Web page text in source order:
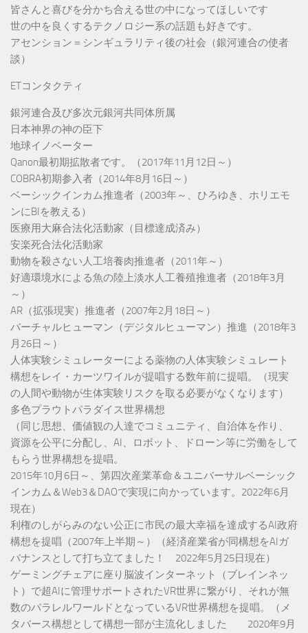
皆さんと喜びを分かち合える世の中になってほしいです
世の中を良くするテクノロジー系の話題も好きです。
アセンション＝シンギュラリティ後の社会（銀河連合の使者
談）
ETコンタクティ
銀河連合及び多次元銀河共同体所属
日本神界の神の臣下
地球イノベーター
Qanon最初期拡散者です。（2017年11月12日～）
COBRA初期参入者（2014年8月16日～）
ベーシックインカム推進者（2003年～、ひろゆき、ホリエモ
ンにBIを教える）
医療用大麻合法化活動家（目標達成済み）
安楽死合法化活動家
動物を殺さない人工培養肉推進者（2011年～）
好適環境水による魚の陸上淡水人工養殖推進者（2018年3月
～）
AR（拡張現実）推進者（2007年2月18日～）
バーチャルヒューマン（デジタルヒューマン）推進（2018年3
月26日～）
人体実験シミュレーターによる薬物の人体実験シミュレート
構想をレイ・カーツワイルが提唱する数年前に提唱。（現実
の人間や動物が生体実験リスクを取る必要がなくなります）
多色プラウトパラダイス世界構想
（同じ思想、価値観の人達でコミュニティ、自治体を作り、
資源を公平に分配し、AI、ロボット、ドローン等に労働をして
もらう世界構想を提唱。
2015年10月6日～、第四次産業革命＆ユニバーサルベーシック
インカム＆Web3＆DAOで実現に向かっています。2022年6月
現在）
利権のしがらみのない公正に市民の最大幸福を達成するAI政府
構想を提唱（2007年上半期～）（経済産業省が同構想をAIガ
バナンスとして打ち立てました！ 2022年5月25日現在）
ゲーミングチェアに座り脳波インターネット（ブレインネッ
ト）で超AIに管理サポートされたVR世界に繋がり、それが無
数のパラレルワールドとなっているVR世界構想を提唱。（メ
タバース構想として構想一部が主流化しました 2020年9月